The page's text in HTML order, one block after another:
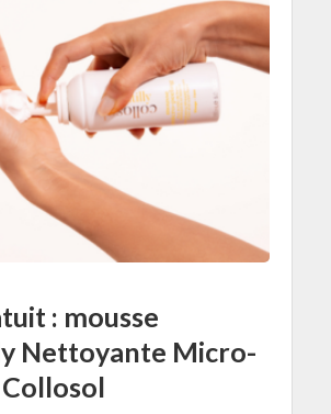
: mousse
Nettoyante Micro-